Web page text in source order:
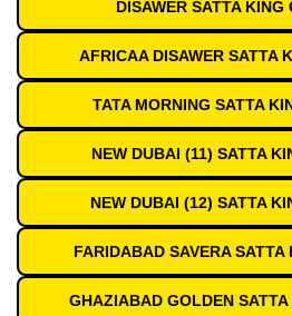
DISAWER SATTA KING
AFRICAA DISAWER SATTA
TATA MORNING SATTA
NEW DUBAI (11) SATTA
NEW DUBAI (12) SATTA
FARIDABAD SAVERA
GHAZIABAD GOLDEN